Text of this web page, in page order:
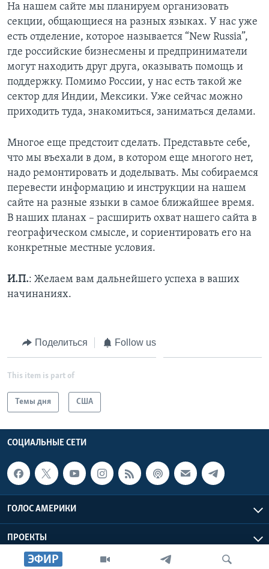
ЭФИР
На нашем сайте мы планируем организовать
секции, общающиеся на разных языках. У нас уже
есть отделение, которое называется “New Russia”,
где российские бизнесмены и предприниматели
могут находить друг друга, оказывать помощь и
поддержку. Помимо России, у нас есть такой же
сектор для Индии, Мексики. Уже сейчас можно
приходить туда, знакомиться, заниматься делами.
Многое еще предстоит сделать. Представьте себе,
что мы въехали в дом, в котором еще многого нет,
надо ремонтировать и доделывать. Мы собираемся
перевести информацию и инструкции на нашем
сайте на разные языки в самое ближайшее время.
В наших планах – расширить охват нашего сайта в
географическом смысле, и сориентировать его на
конкретные местные условия.
И.П.: Желаем вам дальнейшего успеха в ваших
начинаниях.
Поделиться Follow us
This item is part of
Темы дня США
СОЦИАЛЬНЫЕ СЕТИ
ГОЛОС АМЕРИКИ
ПРОЕКТЫ